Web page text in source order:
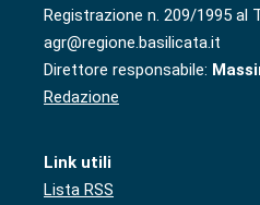
Registrazione n. 209/1995 al
agr@regione.basilicata.it
Direttore responsabile:
Redazione
Link utili
Lista RSS